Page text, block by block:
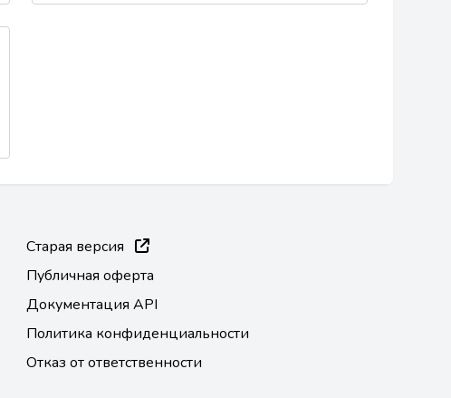
Старая версия
Публичная оферта
Документация API
Политика конфиденциальности
Отказ от ответственности